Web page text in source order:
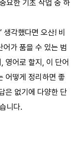
요한 기초 작업 중 하
각했다면 오산! 비
가 품을 수 있는 범
영어로 할지, 이 단어
어떻게 정리하면 좋
은 없기에 다양한 단
니다.